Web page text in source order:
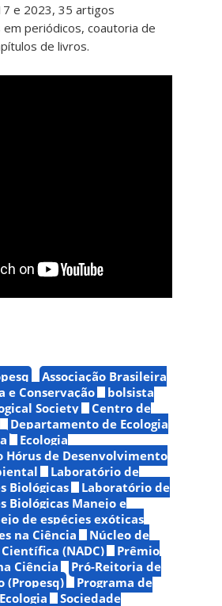
e 2023, 35 artigos
periódicos, coautoria de
de livros.
Associação Brasileira
e Conservação
bolsista
Society
Centro de
Departamento de Ecologia
Ecologia
de Desenvolvimento
Laboratório de
Biológicas
Laboratório de
Biológicas Manejo e
de espécies exóticas
na Ciência
Núcleo de
(NADC)
Prêmio
Ciência
Pró-Reitoria de
(Propesq)
Programa de
Sociedade